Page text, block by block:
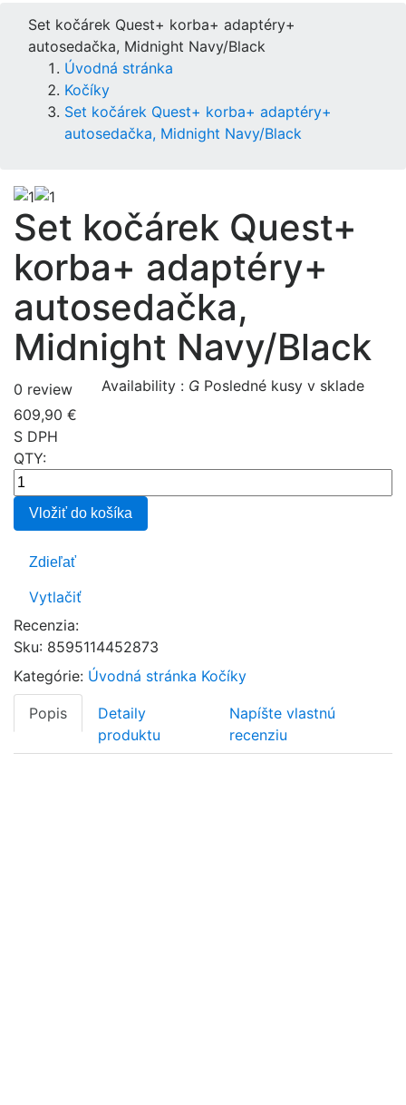
Set kočárek Quest+ korba+ adaptéry+
autosedačka, Midnight Navy/Black
Úvodná stránka
Kočíky
Set kočárek Quest+ korba+ adaptéry+
autosedačka, Midnight Navy/Black
Set kočárek Quest+
korba+ adaptéry+
autosedačka,
Midnight Navy/Black
0 review Availability : Posledné kusy v sklade
609,90 €
S DPH
QTY:
Vložiť do košíka
Zdieľať
Vytlačiť
Recenzia:
Sku: 8595114452873
Kategórie: Úvodná stránka Kočíky
Popis
Detaily
produktu
Napíšte vlastnú
recenziu